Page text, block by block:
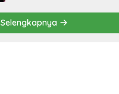
Jamda X NTT dan Titip
Pesan Jati Diri
Selengkapnya